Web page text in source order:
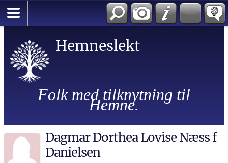
Hemneslekt
Folk med tilknytning til
Hemne.
Dagmar Dorthea Lovise Næss f
Danielsen